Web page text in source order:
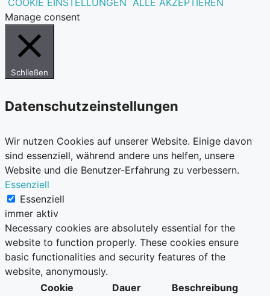
Manage consent
Schließen
Datenschutzeinstellungen
Wir nutzen Cookies auf unserer Website. Einige davon
sind essenziell, während andere uns helfen, unsere
Website und die Benutzer-Erfahrung zu verbessern.
Essenziell
Essenziell
immer aktiv
Necessary cookies are absolutely essential for the
website to function properly. These cookies ensure
basic functionalities and security features of the
website, anonymously.
Cookie
Dauer Beschreibung